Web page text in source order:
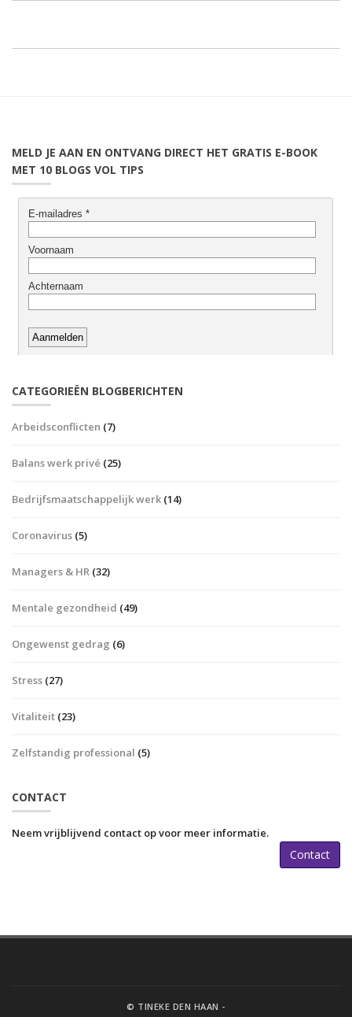
MELD JE AAN EN ONTVANG DIRECT HET GRATIS E-BOOK
MET 10 BLOGS VOL TIPS
CATEGORIEËN BLOGBERICHTEN
Arbeidsconflicten (7)
Balans werk privé (25)
Bedrijfsmaatschappelijk werk (14)
Coronavirus (5)
Managers & HR (32)
Mentale gezondheid (49)
Ongewenst gedrag (6)
Stress (27)
Vitaliteit (23)
Zelfstandig professional (5)
CONTACT
Neem vrijblijvend contact op voor meer informatie.
Contact
© TINEKE DEN HAAN -